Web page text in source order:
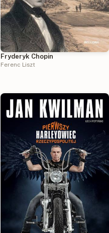
Fryderyk Chopin
Ferenc Liszt